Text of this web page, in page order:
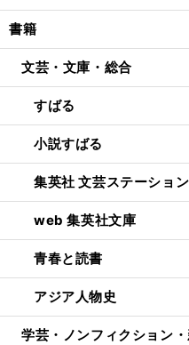
書籍
文芸・文庫・総合
すばる
小説すばる
集英社 文芸ステーション
web 集英社文庫
青春と読書
アジア人物史
学芸・ノンフィクション